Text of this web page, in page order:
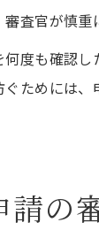
審査官が慎重
何度も確認
ためには、
請の